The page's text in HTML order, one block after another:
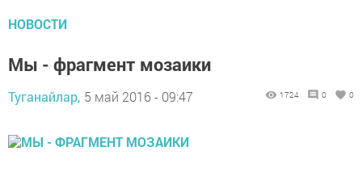
НОВОСТИ
Мы - фрагмент мозаики
Туганайлар, 5 май 2016 - 09:47 1724 0 0